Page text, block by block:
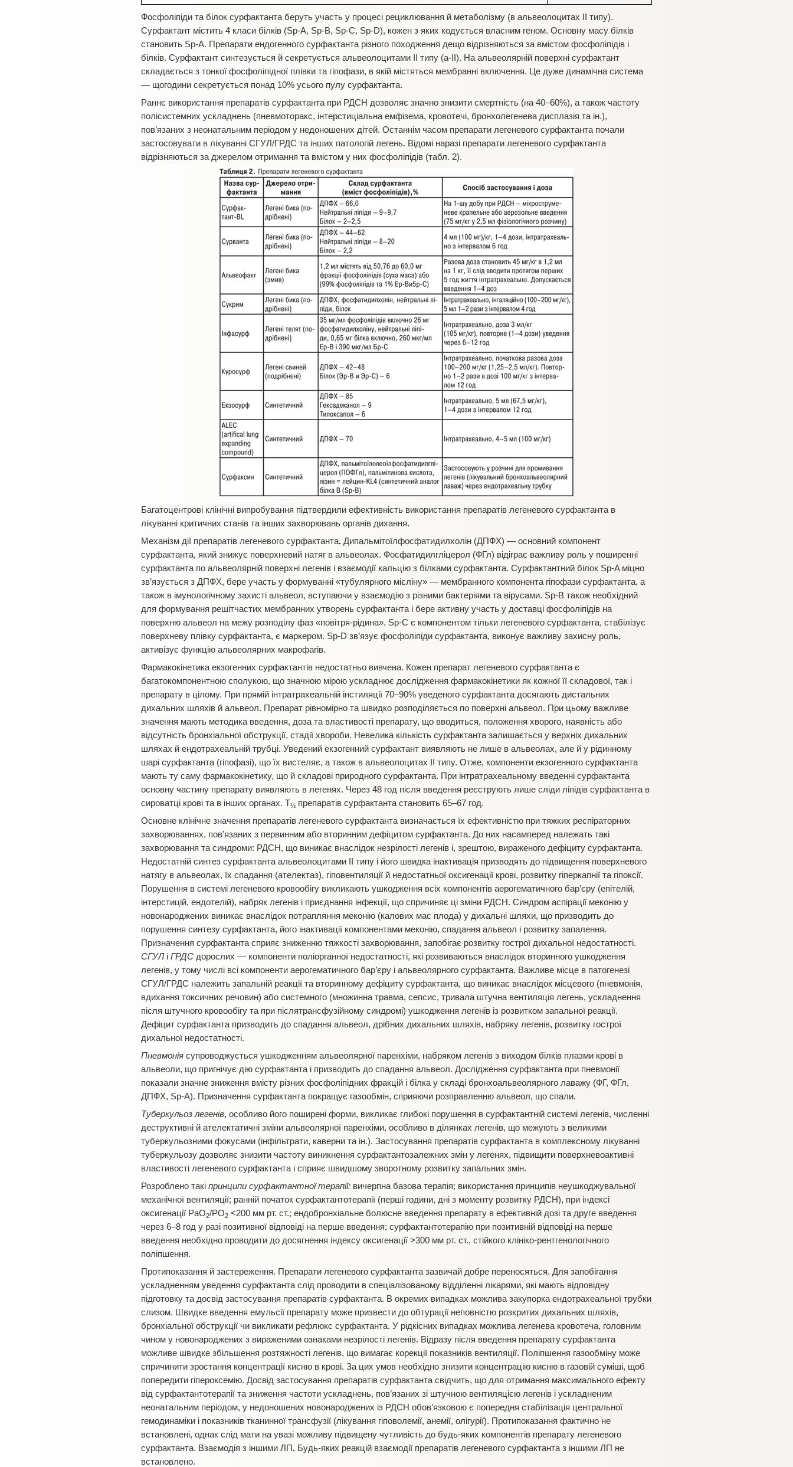
Фосфоліпіди та білок сурфактанта беруть участь у процесі рециклювання й метаболізму (в альвеолоцитах II типу).
Сурфактант містить 4 класи білків (Sр-A, Sp-В, Sp-С, Sp-D), кожен з яких кодується власним геном. Основну масу білків
становить Sp-А. Препарати ендогенного сурфактанта різного походження дещо відрізняються за вмістом фосфоліпідів і
білків. Сурфактант синтезується й секретується альвеолоцитами II типу (а-II). На альвеолярній поверхні сурфактант
складається з тонкої фосфоліпідної плівки та гіпофази, в якій містяться мембранні включення. Це дуже динамічна система
— щогодини секретується понад 10% усього пулу сурфактанта.
Раннє використання препаратів сурфактанта при РДСН дозволяє значно знизити смертність (на 40–60%), а також частоту
полісистемних ускладнень (пневмоторакс, інтерстиціальна емфізема, кровотечі, бронхолегенева дисплазія та ін.),
пов’язаних з неонатальним періодом у недоношених дітей. Останнім часом препарати легеневого сурфактанта почали
застосовувати в лікуванні СГУЛ/ГРДС та інших патологій легень. Відомі наразі препарати легеневого сурфактанта
відрізняються за джерелом отримання та вмістом у них фосфоліпідів (табл. 2).
Багатоцентрові клінічні випробування підтвердили ефективність використання препаратів легеневого сурфактанта в
лікуванні критичних станів та інших захворювань органів дихання.
Механізм дії препаратів легеневого сурфактанта. Дипальмітоїлфосфатидилхолін (ДПФХ) — основний компонент
сурфактанта, який знижує поверхневий натяг в альвеолах. Фосфатидилгліцерол (ФГл) відіграє важливу роль у поширенні
сурфактанта по альвеолярній поверхні легенів і взаємодії кальцію з білками сурфактанта. Сурфактантний білок Sp-A міцно
зв’язується з ДПФХ, бере участь у формуванні «тубулярного мієліну» — мембранного компонента гіпофази сурфактанта, а
також в імунологічному захисті альвеол, вступаючи у взаємодію з різними бактеріями та вірусами. Sp-B також необхідний
для формування решітчастих мембранних утворень сурфактанта і бере активну участь у доставці фосфоліпідів на
поверхню альвеол на межу розподілу фаз «повітря-рідина». Sp-С є компонентом тільки легеневого сурфактанта, стабілізує
поверхневу плівку сурфактанта, є маркером. Sp-D зв’язує фосфоліпіди сурфактанта, виконує важливу захисну роль,
активізує функцію альвеолярних макрофагів.
Фармакокінетика екзогенних сурфактантів недостатньо вивчена. Кожен препарат легеневого сурфактанта є
багатокомпонентною сполукою, що значною мірою ускладнює дослідження фармакокінетики як кожної її складової, так і
препарату в цілому. При прямій інтратрахеальній інстиляції 70–90% уведеного сурфактанта досягають дистальних
дихальних шляхів й альвеол. Препарат рівномірно та швидко розподіляється по поверхні альвеол. При цьому важливе
значення мають методика введення, доза та властивості препарату, що вводиться, положення хворого, наявність або
відсутність бронхіальної обструкції, стадії хвороби. Невелика кількість сурфактанта залишається у верхніх дихальних
шляхах й ендотрахеальній трубці. Уведений екзогенний сурфактант виявляють не лише в альвеолах, але й у рідинному
шарі сурфактанта (гіпофазі), що їх вистеляє, а також в альвеолоцитах II типу. Отже, компоненти екзогенного сурфактанта
мають ту саму фармакокінетику, що й складові природного сурфактанта. При інтратрахеальному введенні сурфактанта
основну частину препарату виявляють в легенях. Через 48 год після введення реєструють лише сліди ліпідів сурфактанта в
сироватці крові та в інших органах. Т½ препаратів сурфактанта становить 65–67 год.
Основне клінічне значення препаратів легеневого сурфактанта визначається їх ефективністю при тяжких респіраторних
захворюваннях, пов’язаних з первинним або вторинним дефіцитом сурфактанта. До них насамперед належать такі
захворювання та синдроми: РДСН, що виникає внаслідок незрілості легенів і, зрештою, вираженого дефіциту сурфактанта.
Недостатній синтез сурфактанта альвеолоцитами II типу і його швидка інактивація призводять до підвищення поверхневого
натягу в альвеолах, їх спадання (ателектаз), гіповентиляції й недостатньої оксигенації крові, розвитку гіперкапнії та гіпоксії.
Порушення в системі легеневого кровообігу викликають ушкодження всіх компонентів аерогематичного бар’єру (епітелій,
інтерстицій, ендотелій), набряк легенів і приєднання інфекції, що спричиняє ці зміни РДСН. Синдром аспірації меконію у
новонароджених виникає внаслідок потрапляння меконію (калових мас плода) у дихальні шляхи, що призводить до
порушення синтезу сурфактанта, його інактивації компонентами меконію, спадання альвеол і розвитку запалення.
Призначення сурфактанта сприяє зниженню тяжкості захворювання, запобігає розвитку гострої дихальної недостатності.
СГУЛі ГРДС дорослих — компоненти поліорганної недостатності, які розвиваються внаслідок вторинного ушкодження
легенів, у тому числі всі компоненти аерогематичного бар’єру і альвеолярного сурфактанта. Важливе місце в патогенезі
СГУЛ/ГРДС належить запальній реакції та вторинному дефіциту сурфактанта, що виникає внаслідок місцевого (пневмонія,
вдихання токсичних речовин) або системного (множинна травма, сепсис, тривала штучна вентиляція легень, ускладнення
після штучного кровообігу та при післятрансфузійному синдромі) ушкодження легенів із розвитком запальної реакції.
Дефіцит сурфактанта призводить до спадання альвеол, дрібних дихальних шляхів, набряку легенів, розвитку гострої
дихальної недостатності.
Пневмонія супроводжується ушкодженням альвеолярної паренхіми, набряком легенів з виходом білків плазми крові в
альвеоли, що пригнічує дію сурфактанта і призводить до спадання альвеол. Дослідження сурфактанта при пневмонії
показали значне зниження вмісту різних фосфоліпідних фракцій і білка у складі бронхоальвеолярного лаважу (ФГ, ФГл,
ДПФХ, Sp-A). Призначення сурфактанта покращує газообмін, сприяючи розправленню альвеол, що спали.
Туберкульоз легенів, особливо його поширені форми, викликає глибокі порушення в сурфактантній системі легенів, численні
деструктивні й ателектатичні зміни альвеолярної паренхіми, особливо в ділянках легенів, що межують з великими
туберкульозними фокусами (інфільтрати, каверни та ін.). Застосування препаратів сурфактанта в комплексному лікуванні
туберкульозу дозволяє знизити частоту виникнення сурфактантозалежних змін у легенях, підвищити поверхневоактивні
властивості легеневого сурфактанта і сприяє швидшому зворотному розвитку запальних змін.
Розроблено такі принципи сурфактантної терапії: вичерпна базова терапія; використання принципів неушкоджувальної
механічної вентиляції; ранній початок сурфактантотерапії (перші години, дні з моменту розвитку РДСН), при індексі
оксигенації РаO2/РO2 <200 мм рт. ст.; ендобронхіальне болюсне введення препарату в ефективній дозі та друге введення
через 6–8 год у разі позитивної відповіді на перше введення; сурфактантотерапію при позитивній відповіді на перше
введення необхідно проводити до досягнення індексу оксигенації >300 мм рт. ст., стійкого клініко-рентгенологічного
поліпшення.
Протипоказання й застереження. Препарати легеневого сурфактанта зазвичай добре переносяться. Для запобігання
ускладненням уведення сурфактанта слід проводити в спеціалізованому відділенні лікарями, які мають відповідну
підготовку та досвід застосування препаратів сурфактанта. В окремих випадках можлива закупорка ендотрахеальної трубки
слизом. Швидке введення емульсії препарату може призвести до обтурації неповністю розкритих дихальних шляхів,
бронхіальної обструкції чи викликати рефлюкс сурфактанта. У рідкісних випадках можлива легенева кровотеча, головним
чином у новонароджених з вираженими ознаками незрілості легенів. Відразу після введення препарату сурфактанта
можливе швидке збільшення розтяжності легенів, що вимагає корекції показників вентиляції. Поліпшення газообміну може
спричинити зростання концентрації кисню в крові. За цих умов необхідно знизити концентрацію кисню в газовій суміші, щоб
попередити гіпероксемію. Досвід застосування препаратів сурфактанта свідчить, що для отримання максимального ефекту
від сурфактантотерапії та зниження частоти ускладнень, пов’язаних зі штучною вентиляцією легенів і ускладненим
неонатальним періодом, у недоношених новонароджених із РДСН обов’язковою є попередня стабілізація центральної
гемодинаміки і показників тканинної трансфузії (лікування гіповолемії, анемії, олігурії). Протипоказання фактично не
встановлені, однак слід мати на увазі можливу підвищену чутливість до будь-яких компонентів препарату легеневого
сурфактанта. Взаємодія з іншими ЛП. Будь-яких реакцій взаємодії препаратів легеневого сурфактанта з іншими ЛП не
встановлено.